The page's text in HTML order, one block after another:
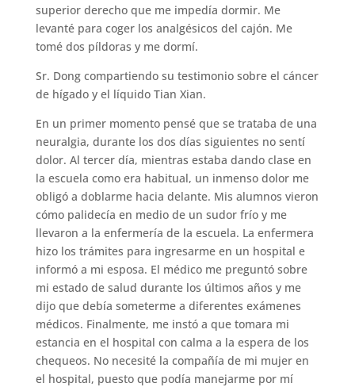
superior derecho que me impedía dormir. Me
levanté para coger los analgésicos del cajón. Me
tomé dos píldoras y me dormí.
Sr. Dong compartiendo su testimonio sobre el cáncer
de hígado y el líquido Tian Xian.
En un primer momento pensé que se trataba de una
neuralgia, durante los dos días siguientes no sentí
dolor. Al tercer día, mientras estaba dando clase en
la escuela como era habitual, un inmenso dolor me
obligó a doblarme hacia delante. Mis alumnos vieron
cómo palidecía en medio de un sudor frío y me
llevaron a la enfermería de la escuela. La enfermera
hizo los trámites para ingresarme en un hospital e
informó a mi esposa. El médico me preguntó sobre
mi estado de salud durante los últimos años y me
dijo que debía someterme a diferentes exámenes
médicos. Finalmente, me instó a que tomara mi
estancia en el hospital con calma a la espera de los
chequeos. No necesité la compañía de mi mujer en
el hospital, puesto que podía manejarme por mí